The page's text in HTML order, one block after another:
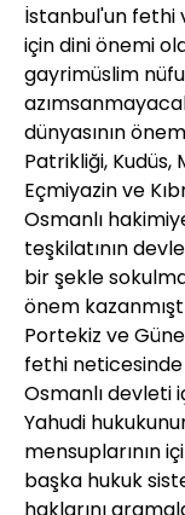
İstanbul'un fethi
için dini önemi
gayrimüslim
dünyasının
Patrikliği, Kudüs,
Eçmiyazin ve
Osmanlı
teşkilatının
bir şekle
önem
Portekiz ve
fethi neticesinde
Osmanlı devleti
Yahudi
mensuplarının
başka hukuk
haklarını